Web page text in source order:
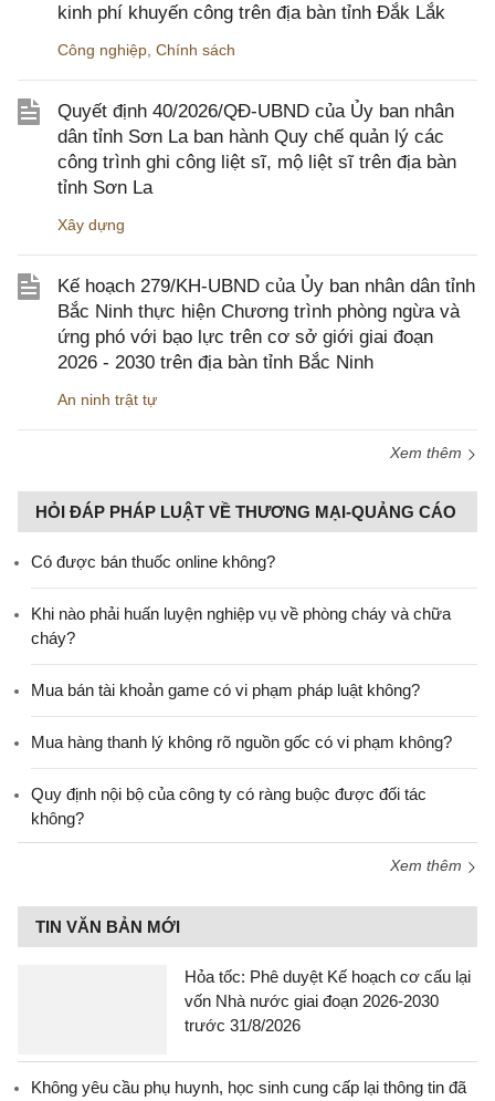
kinh phí khuyến công trên địa bàn tỉnh Đắk Lắk
Công nghiệp, Chính sách
Quyết định 40/2026/QĐ-UBND của Ủy ban nhân
dân tỉnh Sơn La ban hành Quy chế quản lý các
công trình ghi công liệt sĩ, mộ liệt sĩ trên địa bàn
tỉnh Sơn La
Xây dựng
Kế hoạch 279/KH-UBND của Ủy ban nhân dân tỉnh
Bắc Ninh thực hiện Chương trình phòng ngừa và
ứng phó với bạo lực trên cơ sở giới giai đoạn
2026 - 2030 trên địa bàn tỉnh Bắc Ninh
An ninh trật tự
Xem thêm
HỎI ĐÁP PHÁP LUẬT VỀ THƯƠNG MẠI-QUẢNG CÁO
Có được bán thuốc online không?
Khi nào phải huấn luyện nghiệp vụ về phòng cháy và chữa
cháy?
Mua bán tài khoản game có vi phạm pháp luật không?
Mua hàng thanh lý không rõ nguồn gốc có vi phạm không?
Quy định nội bộ của công ty có ràng buộc được đối tác
không?
Xem thêm
TIN VĂN BẢN MỚI
Hỏa tốc: Phê duyệt Kế hoạch cơ cấu lại
vốn Nhà nước giai đoạn 2026-2030
trước 31/8/2026
Không yêu cầu phụ huynh, học sinh cung cấp lại thông tin đã